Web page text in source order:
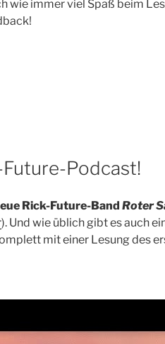
wie immer viel Spaß beim
Podcast!
Rick-Future-Band Roter
). Und wie üblich gibt es auch
mit einer Lesung des